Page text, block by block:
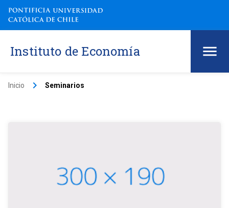
Instituto de Economía
Inicio keyboard_arrow_right Seminarios